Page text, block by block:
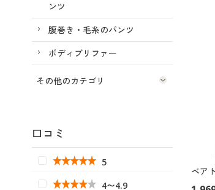
ベア
ンツ
腹巻き・毛糸のパンツ
ボディブリファー
その他のカテゴリ
口コミ
5
4〜4.9